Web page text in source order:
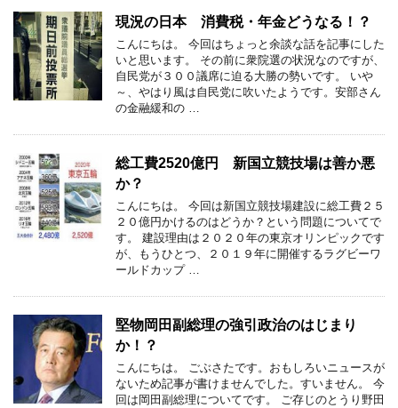
現況の日本 消費税・年金どうなる！？
こんにちは。 今回はちょっと余談な話を記事にした
いと思います。 その前に衆院選の状況なのですが、
自民党が３００議席に迫る大勝の勢いです。 いや
～、やはり風は自民党に吹いたようです。安部さん
の金融緩和の …
総工費2520億円 新国立競技場は善か悪
か？
こんにちは。 今回は新国立競技場建設に総工費２５
２０億円かけるのはどうか？という問題についてで
す。 建設理由は２０２０年の東京オリンピックです
が、もうひとつ、２０１９年に開催するラグビーワ
ールドカップ …
堅物岡田副総理の強引政治のはじまり
か！？
こんにちは。 ごぶさたです。おもしろいニュースが
ないため記事が書けませんでした。すいません。 今
回は岡田副総理についてです。 ご存じのとうり野田